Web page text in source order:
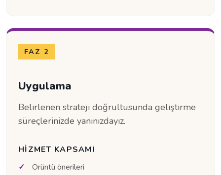
FAZ 2
Uygulama
Belirlenen strateji doğrultusunda geliştirme
süreçlerinizde yanınızdayız.
HIZMET KAPSAMI
Örüntü önerileri